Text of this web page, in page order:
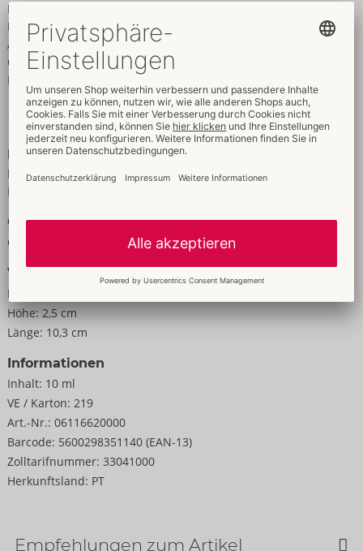
PROPYLENE GLYCOL, AROMA, SPILANTHES ACMELLA FLOWER
EXTRACT, SODIUM BENZOATE, ISOPROPYL ALCOHOL,
AMINOMETHYL PROPANOL, CARBOMER, LIMONENE, EUGENOL,
CI 14700, PHENOXYETHANOL, DISODIUM EDTA,
ETHYLHEXYLGLYCERIN
Daten & Eigenschaften
Eigenschaften
Für Frauen
Für Männer
Größe
Gewicht:
Verpackung
Breite:
Höhe: 2,5 cm
Länge: 10,3 cm
Informationen
Inhalt: 10 ml
VE / Karton: 219
Art.-Nr.: 06116620000
Barcode: 5600298351140 (EAN-13)
Zolltarifnummer: 33041000
Herkunftsland: PT
Empfehlungen zum Artikel